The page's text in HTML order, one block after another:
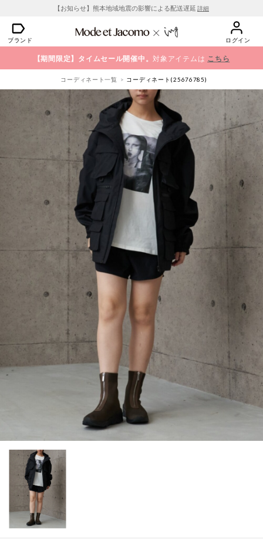
【お知らせ】熊本地域地震の影響による配送遅延 詳細
ブランド ログイン
【期間限定】タイムセール開催中。対象アイテムは こちら
コーディネート一覧 コーディネート(25676785)